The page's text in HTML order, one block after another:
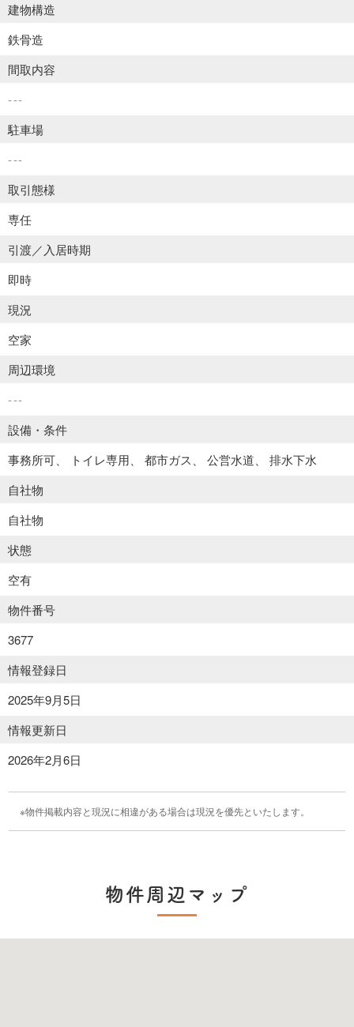
建物構造
鉄骨造
間取内容
---
駐車場
---
取引態様
専任
引渡／入居時期
即時
現況
空家
周辺環境
---
設備・条件
事務所可
トイレ専用 都市ガス 公営水道
排水下水
自社物
自社物
状態
空有
物件番号
3677
情報登録日
2025年9月5日
情報更新日
2026年2月6日
物件掲載内容と現況に相違がある場合は現況を優先といたします。
物件周辺マップ